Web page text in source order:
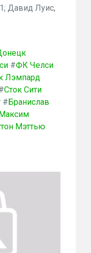
Давид Луис,
#ФК Челси
Лэмпард
Сток Сити
#Бранислав
Мэттью